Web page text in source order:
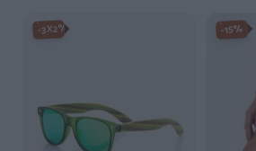
-3X2% -15%